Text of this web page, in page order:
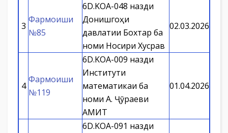
3
Фармоиши
№85
6D.KOA-048 назди
Донишгоҳи
давлатии Бохтар ба
номи Носири Хусрав
02.03.2026
4
Фармоиши
№119
6D.KOA-009 назди
Институти
математикаи ба
номи А. Ҷӯраеви
АМИТ
01.04.2026
6D.KOA-091 назди